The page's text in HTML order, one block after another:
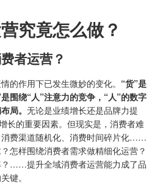
究竟怎么做？
者运营？
的作用下已发生微妙的变化。 “货”是
围绕“人”注意力的竞争，“人”的数字
局。 无论是业绩增长还是品牌力提
长的重要因素。但现实是，消费者难
消费渠道随机化、消费时间碎片化……
怎样围绕消费者需求做精细化运营？
……提升全域消费者运营能力成了品
键。